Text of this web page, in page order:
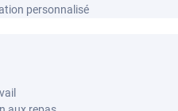
personnalisé